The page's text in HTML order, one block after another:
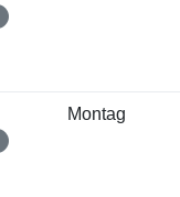
Montag